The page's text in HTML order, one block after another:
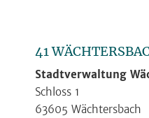
41
Stadtverwaltung
Schloss 1
63605 Wächtersbach